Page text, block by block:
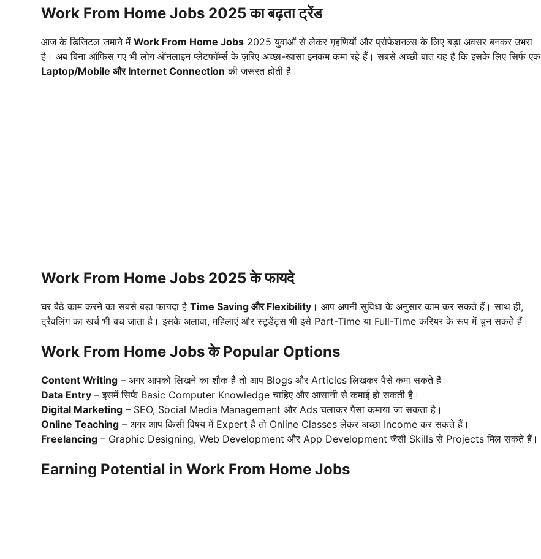
Work From Home Jobs 2025 का बढ़ता ट्रेंड
आज के डिजिटल जमाने में Work From Home Jobs 2025 युवाओं से लेकर गृहणियों और प्रोफेशनल्स के लिए बड़ा अवसर बनकर उभरा
है। अब बिना ऑफिस गए भी लोग ऑनलाइन प्लेटफॉर्म्स के ज़रिए अच्छा-खासा इनकम कमा रहे हैं। सबसे अच्छी बात यह है कि इसके लिए सिर्फ एक
Laptop/Mobile और Internet Connection की जरूरत होती है।
Work From Home Jobs 2025 के फायदे
घर बैठे काम करने का सबसे बड़ा फायदा है Time Saving और Flexibility । आप अपनी सुविधा के अनुसार काम कर सकते हैं। साथ ही,
ट्रैवलिंग का खर्च भी बच जाता है। इसके अलावा, महिलाएं और स्टूडेंट्स भी इसे Part-Time या Full-Time करियर के रूप में चुन सकते हैं।
Work From Home Jobs के Popular Options
Content Writing – अगर आपको लिखने का शौक है तो आप Blogs और Articles लिखकर पैसे कमा सकते हैं।
Data Entry – इसमें सिर्फ Basic Computer Knowledge चाहिए और आसानी से कमाई हो सकती है।
Digital Marketing – SEO, Social Media Management और Ads चलाकर पैसा कमाया जा सकता है।
Online Teaching – अगर आप किसी विषय में Expert हैं तो Online Classes लेकर अच्छा Income कर सकते हैं।
Freelancing – Graphic Designing, Web Development और App Development जैसी Skills से Projects मिल सकते हैं।
Earning Potential in Work From Home Jobs